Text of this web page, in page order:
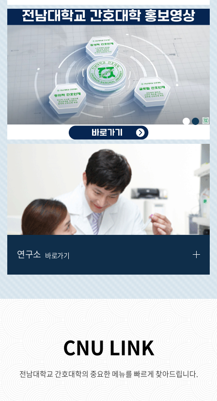
연구소 바로가기
CNU LINK
전남대학교 간호대학의 중요한 메뉴를 빠르게 찾아드립니다.